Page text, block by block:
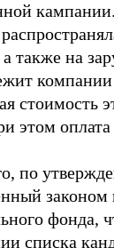
а также на
компании
стоимость
этом
по
законом
фонда,
списка